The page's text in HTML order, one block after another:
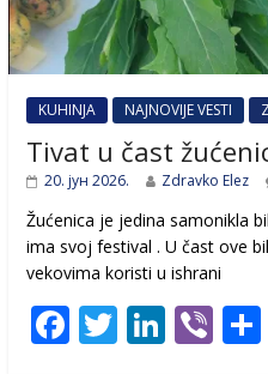
KUHINJA NAJNOVIJE VESTI
Tivat u čast
20. јун 2026. Zdravko Elez
Žućenica je jedina samonikla
ima svoj festival . U čast ovе
vekovima koristi u ishrani
F T Li Vi